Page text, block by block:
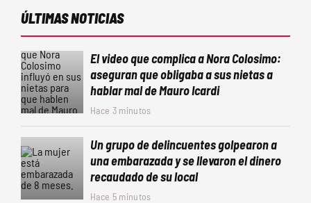
ÚLTIMAS NOTICIAS
El video que complica a Nora Colosimo:
aseguran que obligaba a sus nietas a
hablar mal de Mauro Icardi
Hace 3 minutos
Un grupo de delincuentes golpearon a
una embarazada y se llevaron el dinero
recaudado de su local
Hace 5 minutos